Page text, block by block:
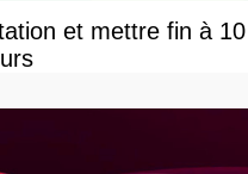
et mettre fin à 10